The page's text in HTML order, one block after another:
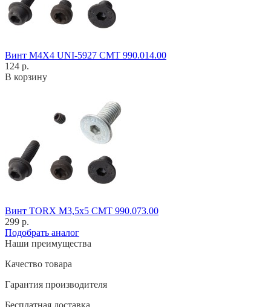
Винт M4X4 UNI-5927 CMT 990.014.00
124 р.
В корзину
Винт TORX M3,5x5 CMT 990.073.00
299 р.
Подобрать аналог
Наши преимущества
Качество товара
Гарантия производителя
Бесплатная доставка